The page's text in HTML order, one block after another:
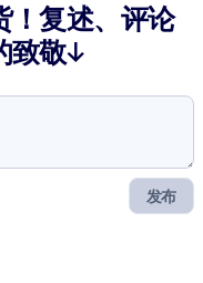
！复述、评论
致敬↓
发布